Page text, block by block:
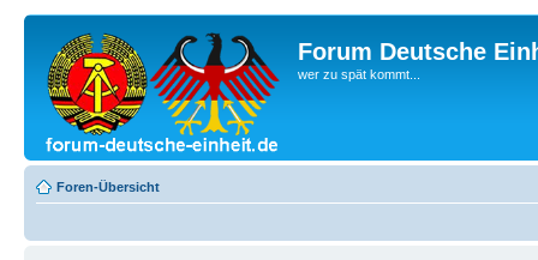
Forum Deutsche
wer zu spät kommt...
Foren-Übersicht